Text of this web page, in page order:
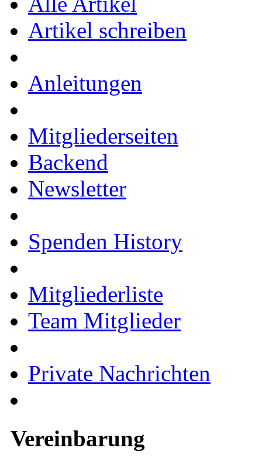
Artikel schreiben
Anleitungen
Mitgliederseiten
Backend
Newsletter
Spenden History
Mitgliederliste
Team Mitglieder
Private Nachrichten
Vereinbarung